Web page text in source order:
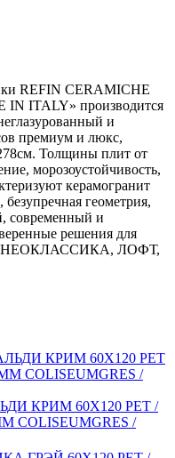
REFIN CERAMICHE
IN ITALY» производится
и
премиум и люкс,
Толщины плит от
морозоустойчивость,
керамогранит
геометрия,
современный и
решения для
НЕОКЛАССИКА, ЛОФТ,
КРИМ 60X120 РЕТ /
COLISEUMGRES /